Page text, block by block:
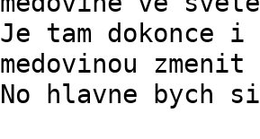
Je tam dokonce
medovinou
No hlavne bych